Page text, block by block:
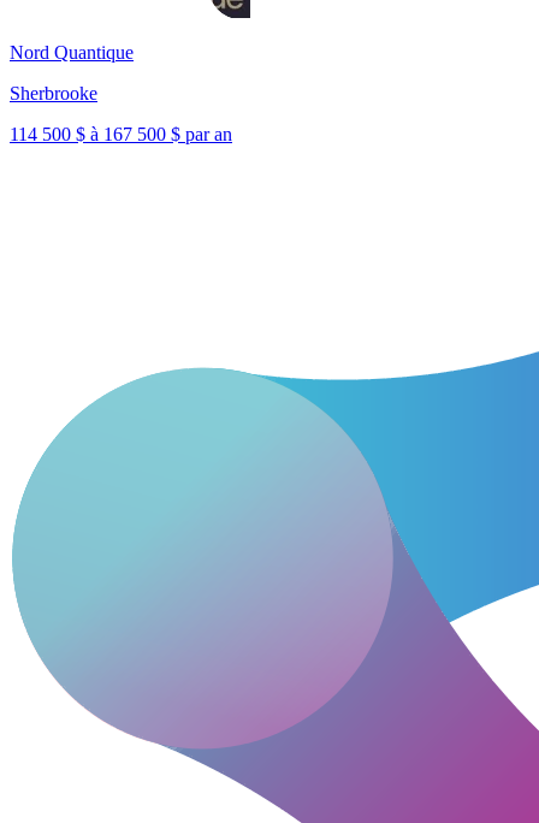
Nord Quantique
Sherbrooke
114 500 $ à 167 500 $ par an